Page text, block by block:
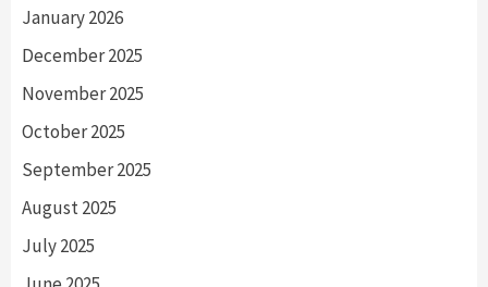
January 2026
December 2025
November 2025
October 2025
September 2025
August 2025
July 2025